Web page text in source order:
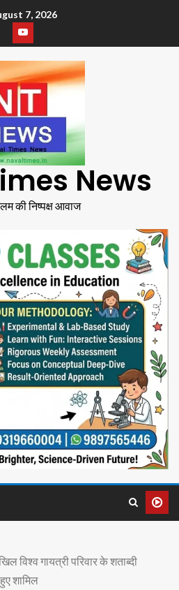
7, 2026
News
की निष्पक्ष आवाज
विश्व गायत्री परिवार के शताब्दी
शामिल